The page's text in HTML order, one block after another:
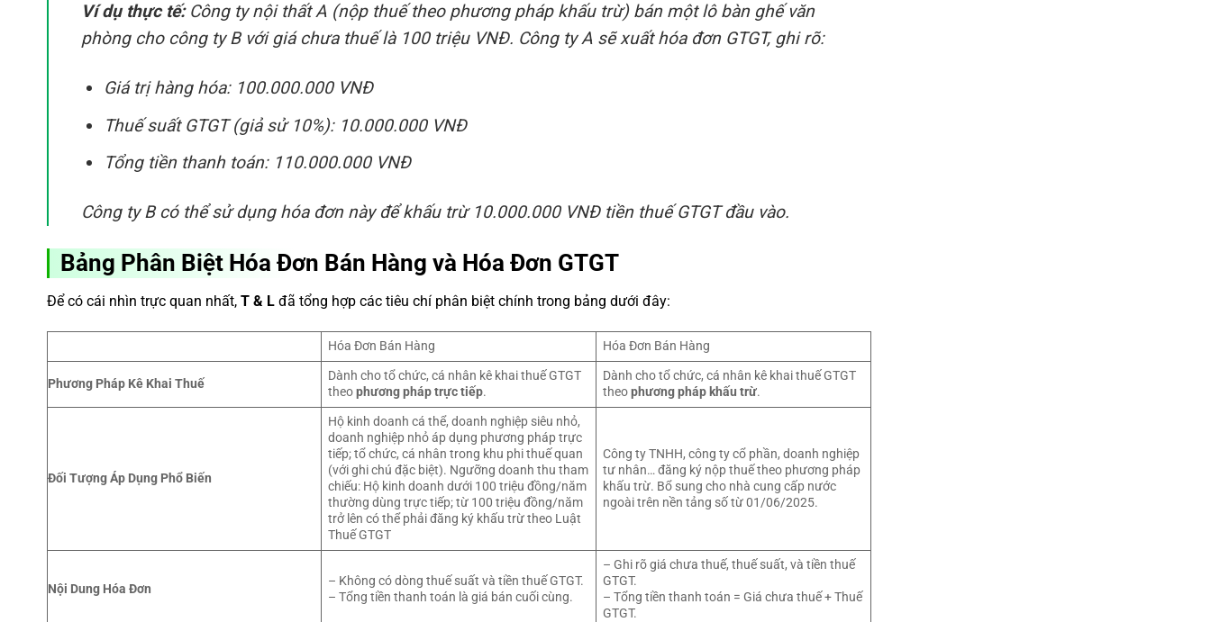
Ví dụ thực tế:Công ty nội thất A (nộp thuế theo phương pháp khấu trừ) bán một lô bàn ghế văn
phòng cho công ty B với giá chưa thuế là 100 triệu VNĐ. Công ty A sẽ xuất hóa đơn GTGT, ghi rõ:
Giá trị hàng hóa: 100.000.000 VNĐ
Thuế suất GTGT (giả sử 10%): 10.000.000 VNĐ
Tổng tiền thanh toán: 110.000.000 VNĐ
Công ty B có thể sử dụng hóa đơn này để khấu trừ 10.000.000 VNĐ tiền thuế GTGT đầu vào.
Bảng Phân Biệt Hóa Đơn Bán Hàng và Hóa Đơn GTGT
Để có cái nhìn trực quan nhất, T & L đã tổng hợp các tiêu chí phân biệt chính trong bảng dưới đây:
Hóa Đơn Bán Hàng Hóa Đơn Bán Hàng
Phương Pháp Kê Khai Thuế
Dành cho tổ chức, cá nhân kê khai thuế GTGT
theophương pháp trực tiếp.
Dành cho tổ chức, cá nhân kê khai thuế GTGT
theophương pháp khấu trừ.
Đối Tượng Áp Dụng Phổ Biến
Hộ kinh doanh cá thể, doanh nghiệp siêu nhỏ,
doanh nghiệp nhỏ áp dụng phương pháp trực
tiếp; tổ chức, cá nhân trong khu phi thuế quan
(với ghi chú đặc biệt). Ngưỡng doanh thu tham
chiếu: Hộ kinh doanh dưới 100 triệu đồng/năm
thường dùng trực tiếp; từ 100 triệu đồng/năm
trở lên có thể phải đăng ký khấu trừ theo Luật
Thuế GTGT
Công ty TNHH, công ty cổ phần, doanh nghiệp
tư nhân… đăng ký nộp thuế theo phương pháp
khấu trừ. Bổ sung cho nhà cung cấp nước
ngoài trên nền tảng số từ 01/06/2025.
Nội Dung Hóa Đơn
– Không có dòng thuế suất và tiền thuế GTGT.
– Tổng tiền thanh toán là giá bán cuối cùng.
– Ghi rõ giá chưa thuế, thuế suất, và tiền thuế
GTGT.
– Tổng tiền thanh toán = Giá chưa thuế + Thuế
GTGT.